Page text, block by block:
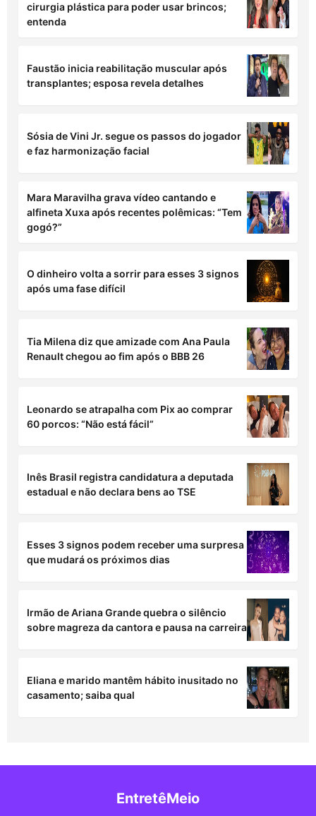
cirurgia plástica para poder usar brincos;
entenda
Faustão inicia reabilitação muscular após
transplantes; esposa revela detalhes
Sósia de Vini Jr. segue os passos do jogador
e faz harmonização facial
Mara Maravilha grava vídeo cantando e
alfineta Xuxa após recentes polêmicas: “Tem
gogó?”
O dinheiro volta a sorrir para esses 3 signos
após uma fase difícil
Tia Milena diz que amizade com Ana Paula
Renault chegou ao fim após o BBB 26
Leonardo se atrapalha com Pix ao comprar
60 porcos: “Não está fácil”
Inês Brasil registra candidatura a deputada
estadual e não declara bens ao TSE
Esses 3 signos podem receber uma surpresa
que mudará os próximos dias
Irmão de Ariana Grande quebra o silêncio
sobre magreza da cantora e pausa na carreira
Eliana e marido mantêm hábito inusitado no
casamento; saiba qual
EntretêMeio